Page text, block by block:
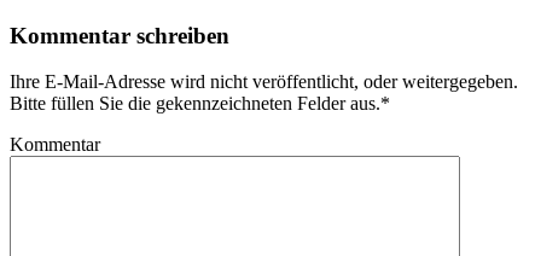
Kommentar schreiben
Ihre E-Mail-Adresse wird nicht veröffentlicht, oder weitergegeben.
Bitte füllen Sie die gekennzeichneten Felder aus.*
Kommentar